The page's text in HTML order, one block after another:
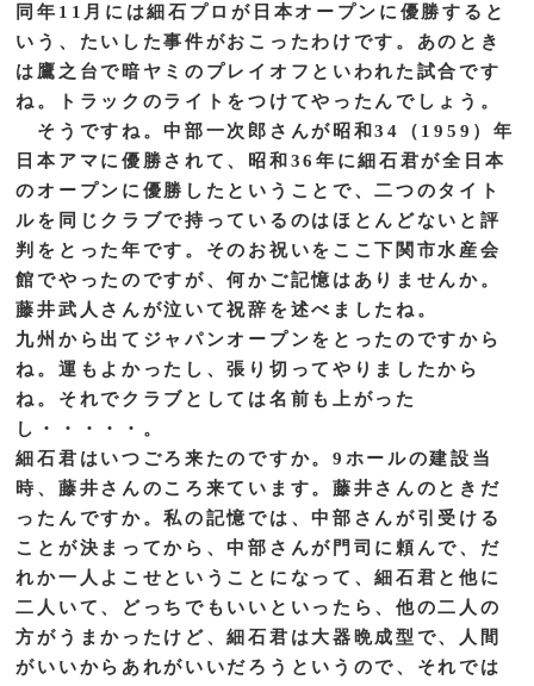
同年11月には細石プロが日本オープンに優勝すると
いう、たいした事件がおこったわけです。あのとき
は鷹之台で暗ヤミのプレイオフといわれた試合です
ね。トラックのライトをつけてやったんでしょう。
そうですね。中部一次郎さんが昭和34（1959）年
日本アマに優勝されて、昭和36年に細石君が全日本
のオープンに優勝したということで、二つのタイト
ルを同じクラブで持っているのはほとんどないと評
判をとった年です。そのお祝いをここ下関市水産会
館でやったのですが、何かご記憶はありませんか。
藤井武人さんが泣いて祝辞を述べましたね。
九州から出てジャパンオープンをとったのですから
ね。運もよかったし、張り切ってやりましたから
ね。それでクラブとしては名前も上がった
し・・・・・。
細石君はいつごろ来たのですか。9ホールの建設当
時、藤井さんのころ来ています。藤井さんのときだ
ったんですか。私の記憶では、中部さんが引受ける
ことが決まってから、中部さんが門司に頼んで、だ
れか一人よこせということになって、細石君と他に
二人いて、どっちでもいいといったら、他の二人の
方がうまかったけど、細石君は大器晩成型で、人間
がいいからあれがいいだろうというので、それでは